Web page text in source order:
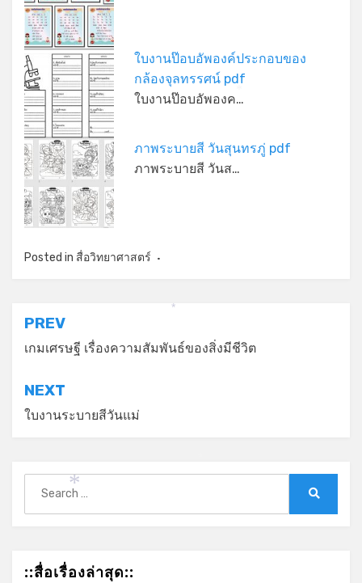
ใบงานป๊อบอัพองค์ประกอบของ
กล้องจุลทรรศน์ pdf
ใบงานป๊อบอัพองค…
ภาพระบายสี วันสุนทรภู่ pdf
ภาพระบายสี วันส…
Posted in สื่อวิทยาศาสตร์
แนะแนว
เรื่อง
PREV
เกมเศรษฐี เรื่องความสัมพันธ์ของสิ่งมีชีวิต
NEXT
ใบงานระบายสีวันแม่
for:
::สื่อเรื่องล่าสุด::
*
*
*